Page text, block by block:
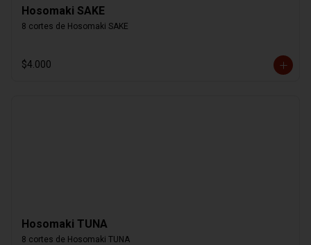
Hosomaki SAKE
8 cortes de Hosomaki SAKE
$4.000
Hosomaki TUNA
8 cortes de Hosomaki TUNA